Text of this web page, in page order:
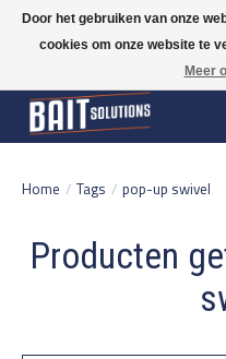
Gratis verzending vanaf 50 euro
verzonden | België vanaf 70 euro gratis
Home / Tags / pop-up swivel
Producten
Door het gebruiken van onze
cookies om onze website te
Meer